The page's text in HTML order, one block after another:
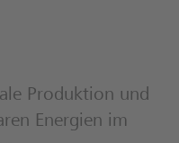
Produktion und
Energien im